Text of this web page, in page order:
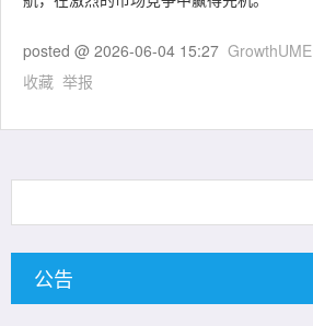
posted @ 2026-06-04 15:27 GrowthUME
收藏 举报
公告